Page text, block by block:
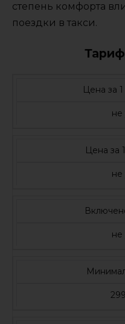
степень комфорта
поездки в такси.
Цена за
не
Цена за
не
не